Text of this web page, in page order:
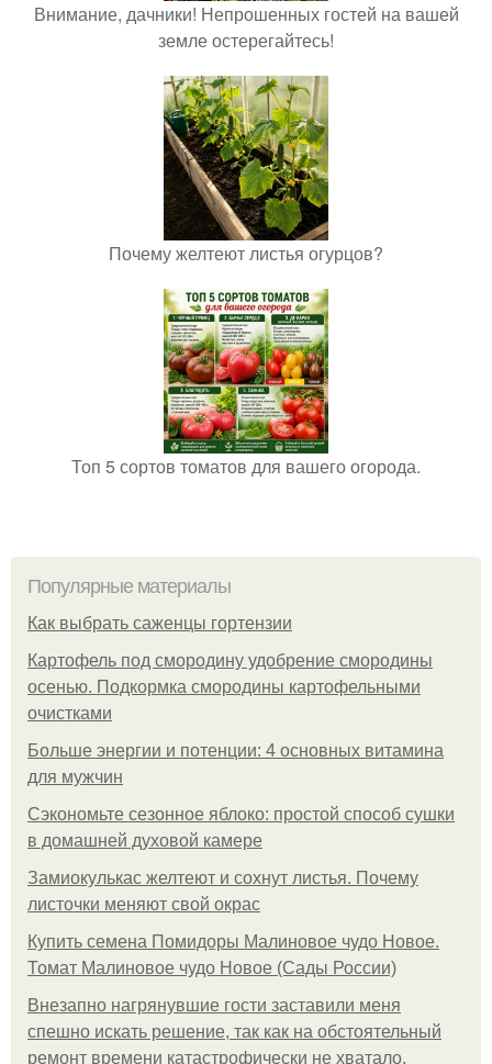
Внимание, дачники! Непрошенных гостей на вашей
земле остерегайтесь!
Почему желтеют листья огурцов?
Топ 5 сортов томатов для вашего огорода.
Популярные материалы
Как выбрать саженцы гортензии
Картофель под смородину удобрение смородины
осенью. Подкормка смородины картофельными
очистками
Больше энергии и потенции: 4 основных витамина
для мужчин
Сэкономьте сезонное яблоко: простой способ сушки
в домашней духовой камере
Замиокулькас желтеют и сохнут листья. Почему
листочки меняют свой окрас
Купить семена Помидоры Малиновое чудо Новое.
Томат Малиновое чудо Новое (Сады России)
Внезапно нагрянувшие гости заставили меня
спешно искать решение, так как на обстоятельный
ремонт времени катастрофически не хватало.